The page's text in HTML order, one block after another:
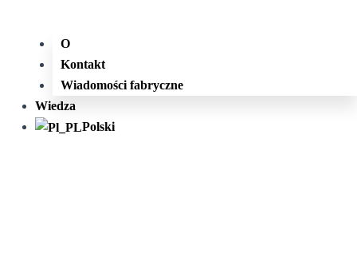
O
Kontakt
Wiadomości fabryczne
Wiedza
Polski